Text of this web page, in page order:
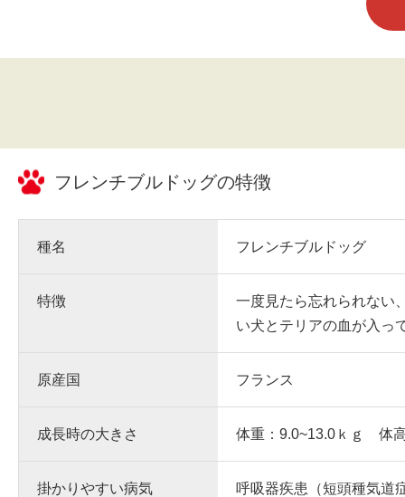
フレンチブルドッグの特徴
種名 フレンチブルドッグ
特徴
一度見たら忘れられない
い犬とテリアの血が入っ
原産国 フランス
成長時の大きさ 体重：9.0~13.0ｋｇ 体
掛かりやすい病気 呼吸器疾患（短頭種気道